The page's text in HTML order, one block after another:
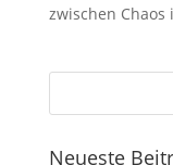
zwischen
Neueste